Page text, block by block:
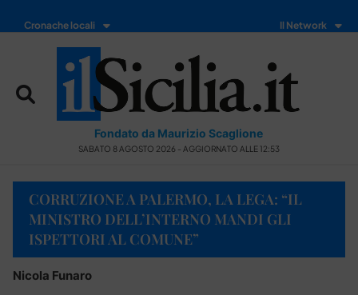
Cronache locali Il Network
Fondato da Maurizio Scaglione
SABATO 8 AGOSTO 2026 - AGGIORNATO ALLE 12:53
CORRUZIONE A PALERMO, LA LEGA: “IL
MINISTRO DELL’INTERNO MANDI GLI
ISPETTORI AL COMUNE”
Nicola Funaro